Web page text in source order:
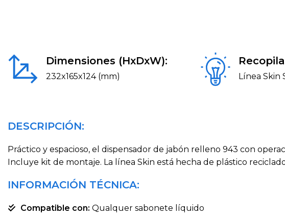
Dimensiones (HxDxW):
232x165x124 (mm) Línea Skin
DESCRIPCIÓN:
Práctico y espacioso, el dispensador de jabón relleno 943 con
Incluye kit de montaje. La línea Skin está hecha de plástico
INFORMACIÓN TÉCNICA:
Compatible con: Qualquer sabonete líquido